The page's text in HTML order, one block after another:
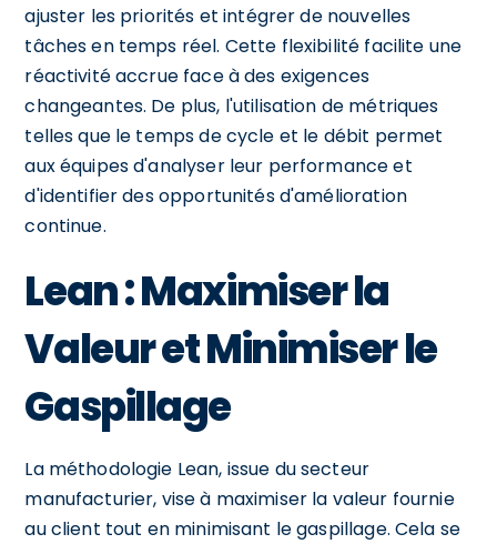
ajuster les priorités et intégrer de nouvelles
tâches en temps réel. Cette flexibilité facilite une
réactivité accrue face à des exigences
changeantes. De plus, l'utilisation de métriques
telles que le temps de cycle et le débit permet
aux équipes d'analyser leur performance et
d'identifier des opportunités d'amélioration
continue.
Lean : Maximiser la
Valeur et Minimiser le
Gaspillage
La méthodologie Lean, issue du secteur
manufacturier, vise à maximiser la valeur fournie
au client tout en minimisant le gaspillage. Cela se